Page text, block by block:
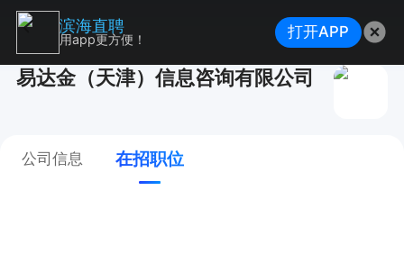
易达金（天津）信息咨询有限公司
公司信息 在招职位
滨海直聘
用app更方便！ 打开APP